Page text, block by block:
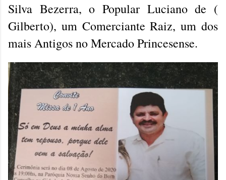
Silva Bezerra, o Popular Luciano de (
Gilberto), um Comerciante Raiz, um dos
mais Antigos no Mercado Princesense.